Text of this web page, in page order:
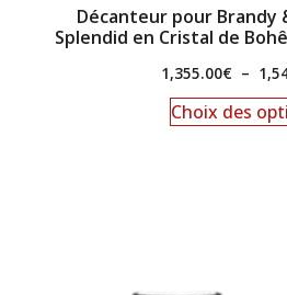
Décanteur pour Brandy
Splendid en Cristal de
1,355.00€ –
Choix des